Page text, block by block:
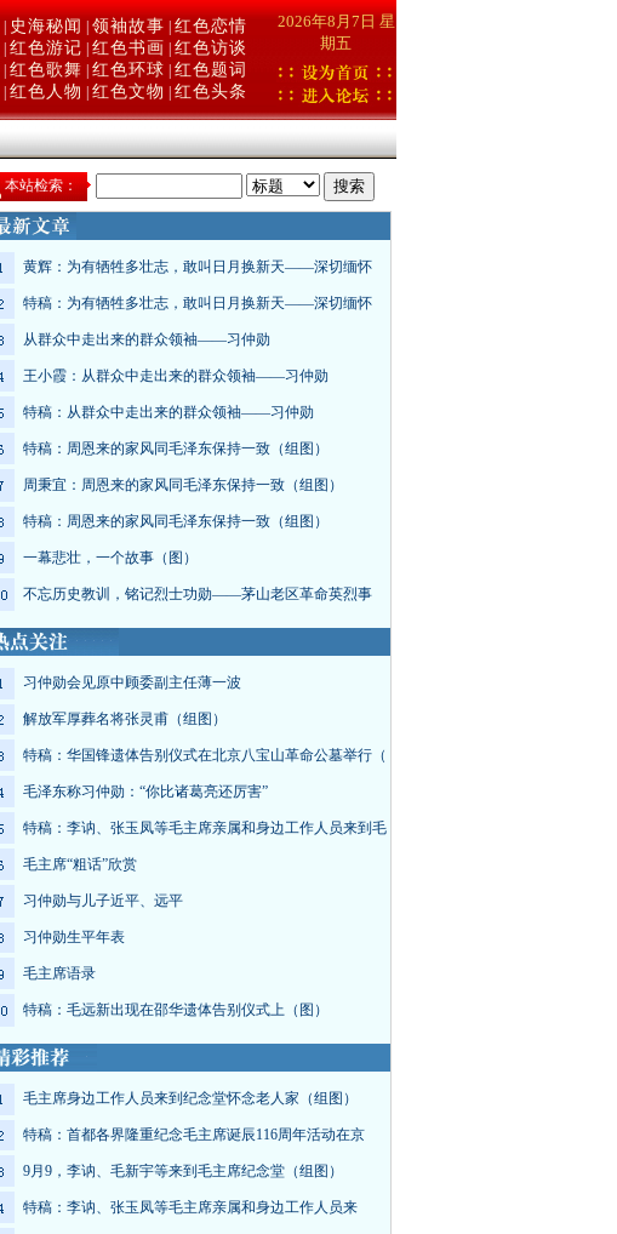
史海秘闻 领袖故事 红色恋情
红色游记 红色书画
红色访谈
红色歌舞 红色环球 红色题词
红色人物 红色文物 红色头条
2026年8月7日 星
期五
本站检索：
黄辉：为有牺牲多壮志，敢叫日月换新天——深切缅怀
特稿：为有牺牲多壮志，敢叫日月换新天——深切缅怀
从群众中走出来的群众领袖——习仲勋
王小霞：从群众中走出来的群众领袖——习仲勋
特稿：从群众中走出来的群众领袖——习仲勋
特稿：周恩来的家风同毛泽东保持一致（组图）
周秉宜：周恩来的家风同毛泽东保持一致（组图）
特稿：周恩来的家风同毛泽东保持一致（组图）
一幕悲壮，一个故事（图）
不忘历史教训，铭记烈士功勋——茅山老区革命英烈事
习仲勋会见原中顾委副主任薄一波
解放军厚葬名将张灵甫（组图）
特稿：华国锋遗体告别仪式在北京八宝山革命公墓举行（
毛泽东称习仲勋：“你比诸葛亮还厉害”
特稿：李讷、张玉凤等毛主席亲属和身边工作人员来到毛
毛主席“粗话”欣赏
习仲勋与儿子近平、远平
习仲勋生平年表
毛主席语录
特稿：毛远新出现在邵华遗体告别仪式上（图）
毛主席身边工作人员来到纪念堂怀念老人家（组图）
特稿：首都各界隆重纪念毛主席诞辰116周年活动在京
9月9，李讷、毛新宇等来到毛主席纪念堂（组图）
特稿：李讷、张玉凤等毛主席亲属和身边工作人员来